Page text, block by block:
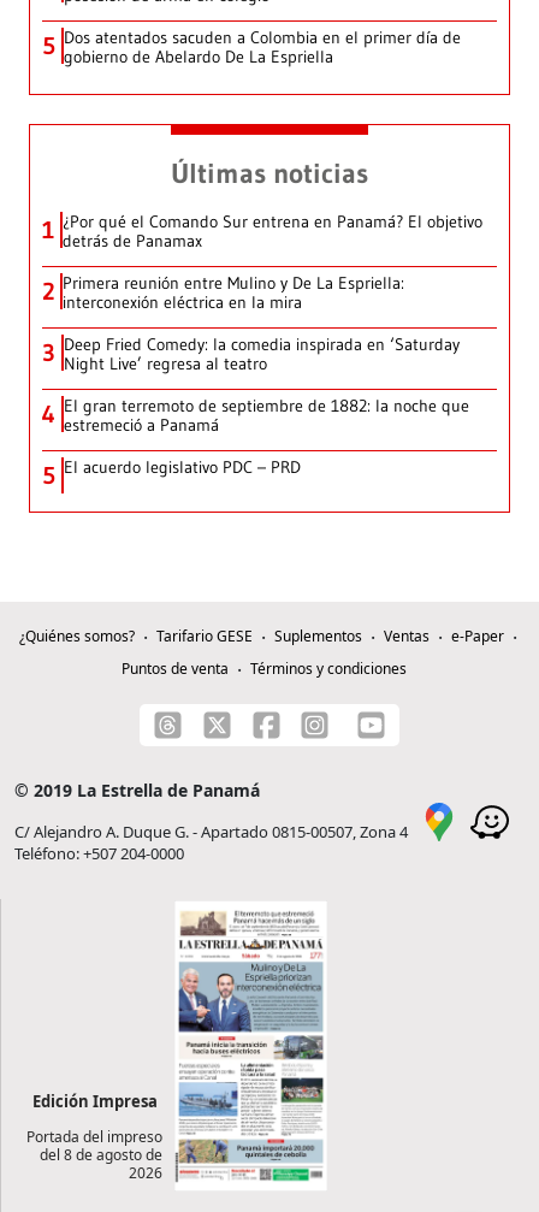
5 Dos atentados sacuden a Colombia en el primer día de
gobierno de Abelardo De La Espriella
Últimas noticias
1 ¿Por qué el Comando Sur entrena en Panamá? El objetivo
detrás de Panamax
2 Primera reunión entre Mulino y De La Espriella:
interconexión eléctrica en la mira
3 Deep Fried Comedy: la comedia inspirada en ‘Saturday
Night Live’ regresa al teatro
4 El gran terremoto de septiembre de 1882: la noche que
estremeció a Panamá
5 El acuerdo legislativo PDC – PRD
¿Quiénes somos? Tarifario GESE Suplementos Ventas
e-Paper
Puntos de venta
Términos y condiciones
© 2019 La Estrella de Panamá
C/ Alejandro A. Duque G. - Apartado 0815-00507, Zona 4
Teléfono: +507 204-0000
Edición Impresa
Portada del impreso
del 8 de agosto de
2026